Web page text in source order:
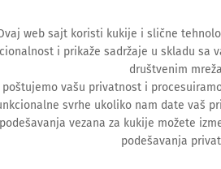
web sajt koristi kukije i slične
i prikaže sadržaje u skladu sa
društvenim
poštujemo vašu privatnost i
svrhe ukoliko nam date vaš
vezana za kukije možete
podešavanja